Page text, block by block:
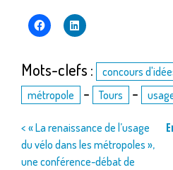
Mots-clefs : concours
métropole - Tours -
Navigation
de
< « La renaissance de l’usage
du vélo dans les métropoles »,
une conférence-débat de